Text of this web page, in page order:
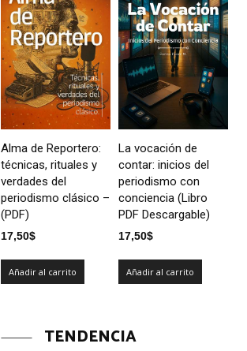
Alma de Reportero:
técnicas, rituales y
verdades del
periodismo clásico –
(PDF)
17,50$
Añadir al carrito
La vocación de
contar: inicios del
periodismo con
conciencia (Libro
PDF Descargable)
17,50$
Añadir al carrito
TENDENCIA